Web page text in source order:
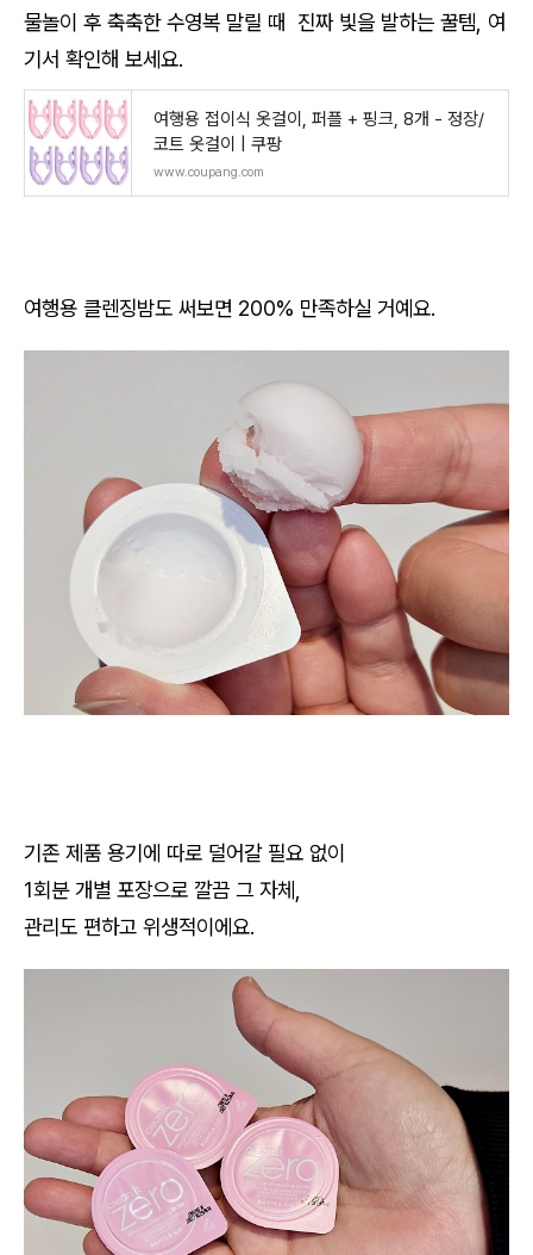
물놀이 후 축축한 수영복 말릴 때 진짜 빛을 발하는 꿀템, 여
기서 확인해 보세요.
여행용 접이식 옷걸이, 퍼플 + 핑크, 8개 - 정장/
코트 옷걸이 | 쿠팡
www.coupang.com
여행용 클렌징밤도 써보면 200% 만족하실 거예요.
기존 제품 용기에 따로 덜어갈 필요 없이
1회분 개별 포장으로 깔끔 그 자체,
관리도 편하고 위생적이에요.